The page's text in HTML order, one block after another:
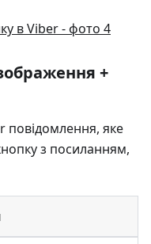
в Viber - фото 4
+
повідомлення, яке
з посиланням,